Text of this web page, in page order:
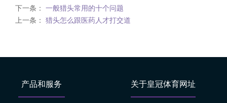
下一条： 一般猎头常用的十个问题
上一条： 猎头怎么跟医药人才打交道
产品和服务 关于皇冠体育网址